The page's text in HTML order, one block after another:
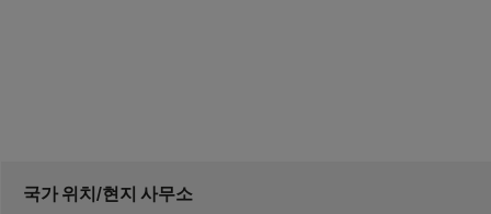
국가 위치/현지 사무소